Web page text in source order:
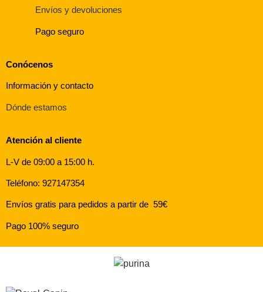
Envíos y devoluciones
Pago seguro
Conócenos
Información y contacto
Dónde estamos
Atención al cliente
L-V de 09:00 a 15:00 h.
Teléfono: 927147354
Envíos gratis para pedidos a partir de 59€
Pago 100% seguro